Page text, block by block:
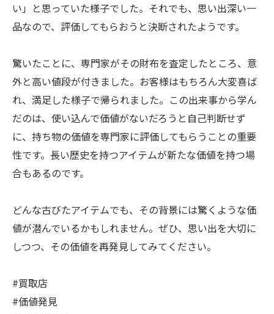
い」と思っていた様子でした。それでも、思い出深い一
品なので、評価してもらおうと決断されたようです。
驚いたことに、専門家がその財布を査定したところ、意
外と高い値段が付きました。お客様はもちろん大変喜ば
れ、満足した様子で帰られました。この出来事から学ん
だのは、使い込んで価値がないだろうと自己判断せず
に、持ち物の価値を専門家に評価してもらうことの重要
性です。長い歴史を持つアイテムが新たな価値を持つ場
合もあるのです。
どんな古びたアイテムでも、その背景には驚くような価
値が潜んでいるかもしれません。ぜひ、思い出を大切に
しつつ、その価値を再発見してみてください。
#買取店
#価値発見